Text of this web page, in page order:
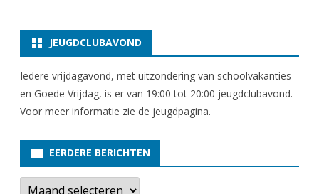
JEUGDCLUBAVOND
Iedere vrijdagavond, met uitzondering van schoolvakanties
en Goede Vrijdag, is er van 19:00 tot 20:00 jeugdclubavond.
Voor meer informatie zie de jeugdpagina.
EERDERE BERICHTEN
E